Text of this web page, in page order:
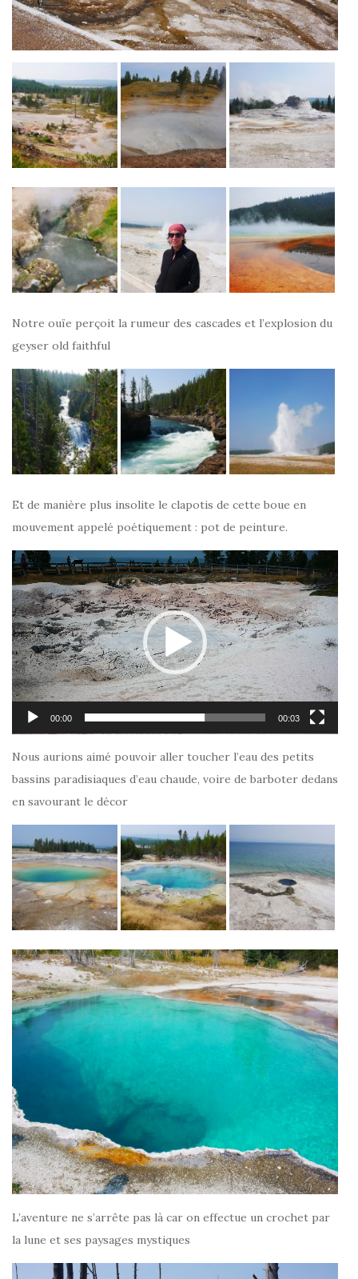
Notre ouïe perçoit la rumeur des cascades et l’explosion du
geyser old faithful
Et de manière plus insolite le clapotis de cette boue en
mouvement appelé poétiquement : pot de peinture.
Lecteur
vidéo
00:00 00:03
Nous aurions aimé pouvoir aller toucher l’eau des petits
bassins paradisiaques d’eau chaude, voire de barboter dedans
en savourant le décor
L’aventure ne s’arrête pas là car on effectue un crochet par
la lune et ses paysages mystiques